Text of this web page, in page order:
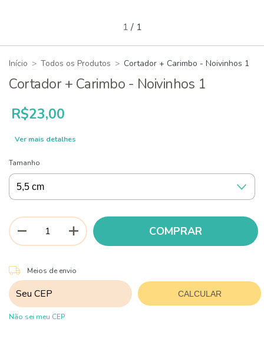
1 / 1
Início > Todos os Produtos > Cortador + Carimbo - Noivinhos 1
Cortador + Carimbo - Noivinhos 1
R$23,00
Ver mais detalhes
Tamanho
Entregas para o CEP:
Meios de envio
CALCULAR
Não sei meu CEP